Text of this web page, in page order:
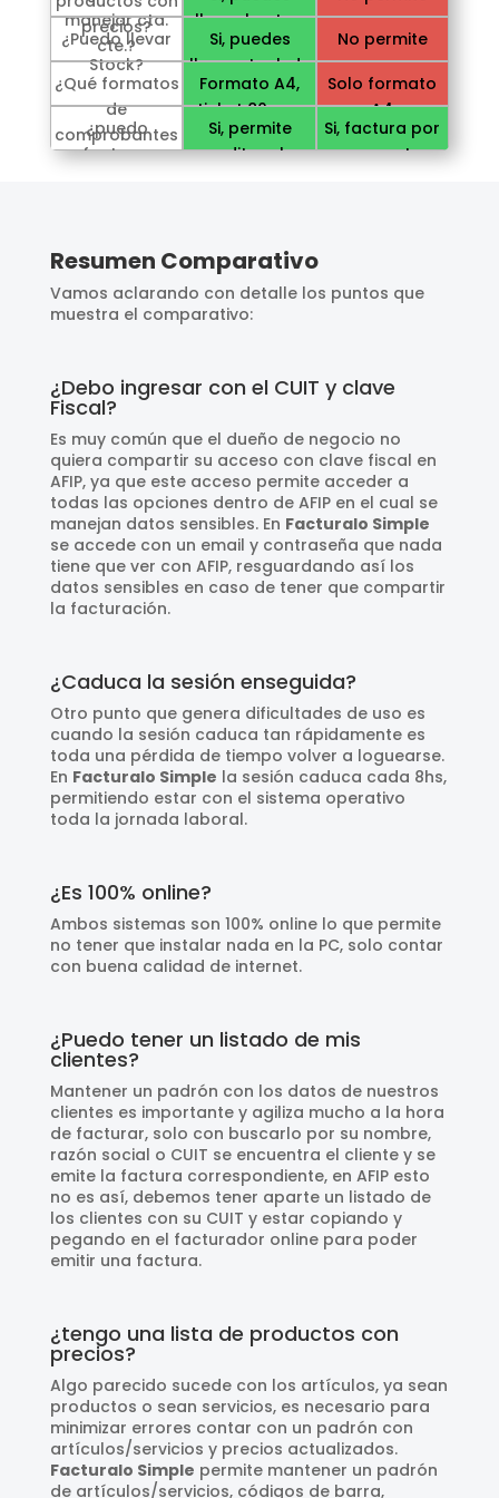
precios?
manejar cta.
cte.?
¿Puedo llevar
Stock?
¿Qué formatos
de
comprobantes
emite?
¿puedo
facturar
llevar la ctas.
ctes. de tus
Si, puedes
llevar stock de
un depósito
Formato A4,
ticket 80mm,
ticket 58mm
Si, permite
editar el
No permite
Solo formato
A4
Si, factura por
concepto
Resumen Comparativo
Vamos aclarando con detalle los puntos que
muestra el comparativo:
¿Debo ingresar con el CUIT y clave
Fiscal?
Es muy común que el dueño de negocio no
quiera compartir su acceso con clave fiscal en
AFIP, ya que este acceso permite acceder a
todas las opciones dentro de AFIP en el cual se
manejan datos sensibles. En Facturalo Simple
se accede con un email y contraseña que nada
tiene que ver con AFIP, resguardando así los
datos sensibles en caso de tener que compartir
la facturación.
¿Caduca la sesión enseguida?
Otro punto que genera dificultades de uso es
cuando la sesión caduca tan rápidamente es
toda una pérdida de tiempo volver a loguearse.
En Facturalo Simple la sesión caduca cada 8hs,
permitiendo estar con el sistema operativo
toda la jornada laboral.
¿Es 100% online?
Ambos sistemas son 100% online lo que permite
no tener que instalar nada en la PC, solo contar
con buena calidad de internet.
¿Puedo tener un listado de mis
clientes?
Mantener un padrón con los datos de nuestros
clientes es importante y agiliza mucho a la hora
de facturar, solo con buscarlo por su nombre,
razón social o CUIT se encuentra el cliente y se
emite la factura correspondiente, en AFIP esto
no es así, debemos tener aparte un listado de
los clientes con su CUIT y estar copiando y
pegando en el facturador online para poder
emitir una factura.
¿tengo una lista de productos con
precios?
Algo parecido sucede con los artículos, ya sean
productos o sean servicios, es necesario para
minimizar errores contar con un padrón con
artículos/servicios y precios actualizados.
Facturalo Simple permite mantener un padrón
de artículos/servicios, códigos de barra,